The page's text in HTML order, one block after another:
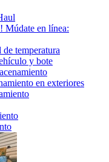
Múdate en línea:
temperatura
y bote
en exteriores